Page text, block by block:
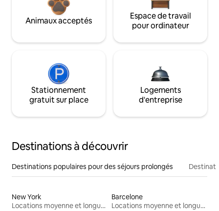
Animaux acceptés
Espace de travail
pour ordinateur
Stationnement
gratuit sur place
Logements
d'entreprise
Destinations à découvrir
Destinations populaires pour des séjours prolongés
New York
Locations moyenne et longue durée
Barcelone
Locations moyenne et longue durée